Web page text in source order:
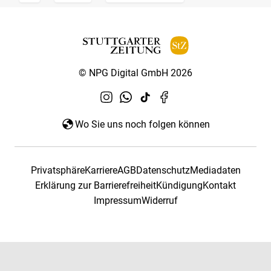
© NPG Digital GmbH 2026
Wo Sie uns noch folgen können
PrivatsphäreKarriereAGBDatenschutzMediadaten
Erklärung zur BarrierefreiheitKündigungKontakt
ImpressumWiderruf